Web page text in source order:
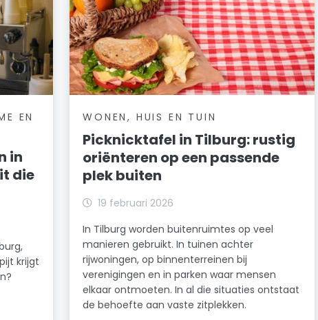
EN
in
die
krijgt
WONEN, HUIS EN TUIN
Picknicktafel in Tilburg: rustig
oriënteren op een passende
plek buiten
19 februari 2026
In Tilburg worden buitenruimtes op veel
manieren gebruikt. In tuinen achter
rijwoningen, op binnenterreinen bij
verenigingen en in parken waar mensen
elkaar ontmoeten. In al die situaties ontstaat
de behoefte aan vaste zitplekken.